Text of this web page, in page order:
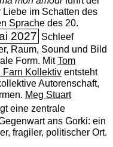
im Schatten des
Sprache des 20.
2027 Schleef
Raum, Sound und Bild
Form. MitTom
Farn Kollektiventsteht
Autorenschaft,
Meg Stuart
eine zentrale
ans Gorki: ein
fragiler, politischer Ort.